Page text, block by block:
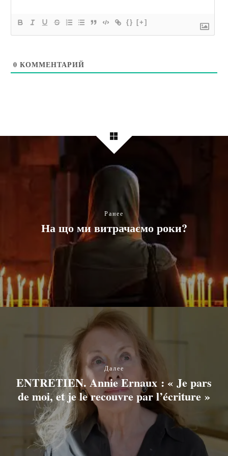
{} [+]
0 КОММЕНТАРИЙ
Ранее
На що ми витрачаємо роки?
Далее
ENTRETIEN. Annie Ernaux : « Je pars
de moi, et je le recouvre par l’écriture »